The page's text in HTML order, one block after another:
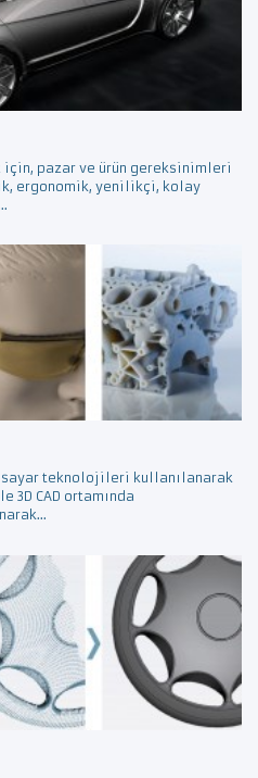
için, pazar ve ürün gereksinimleri
ergonomik, yenilikçi, kolay
teknolojileri kullanılanarak
3D CAD ortamında